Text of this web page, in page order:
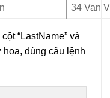
34 Van
“LastName” và
hoa, dùng câu lệnh